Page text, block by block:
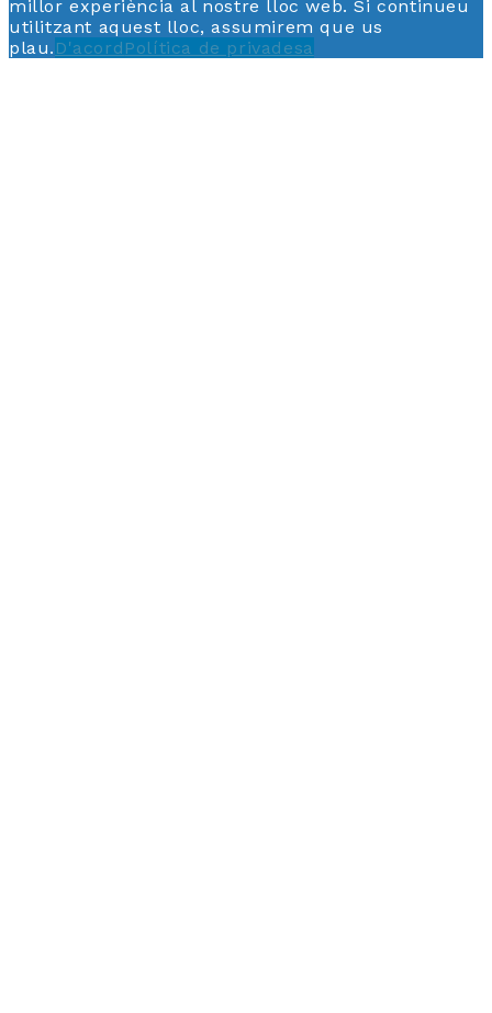
millor experiència al nostre lloc web. Si continueu
utilitzant aquest lloc, assumirem que us
plau. D'acord Política de privadesa